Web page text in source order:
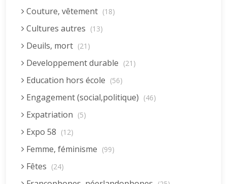
Couture, vêtement (18)
Cultures autres (13)
Deuils, mort (21)
Developpement durable (21)
Education hors école (56)
Engagement (social,politique) (46)
Expatriation (5)
Expo 58 (12)
Femme, féminisme (99)
Fêtes (24)